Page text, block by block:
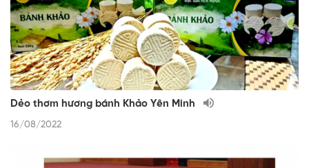
Dẻo thơm hương bánh Khảo Yên Minh
16/08/2022